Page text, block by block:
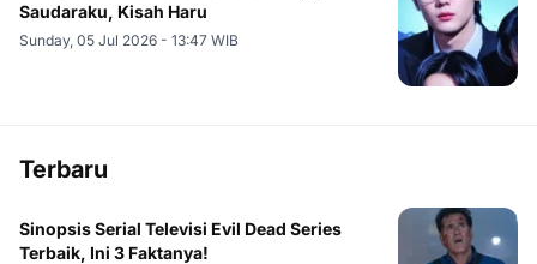
Saudaraku, Kisah Haru
Sunday, 05 Jul 2026 - 13:47 WIB
Terbaru
Sinopsis Serial Televisi Evil Dead Series
Terbaik, Ini 3 Faktanya!